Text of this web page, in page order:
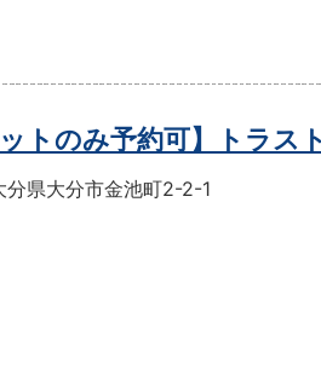
トのみ予約可】トラス
分県大分市金池町2-2-1